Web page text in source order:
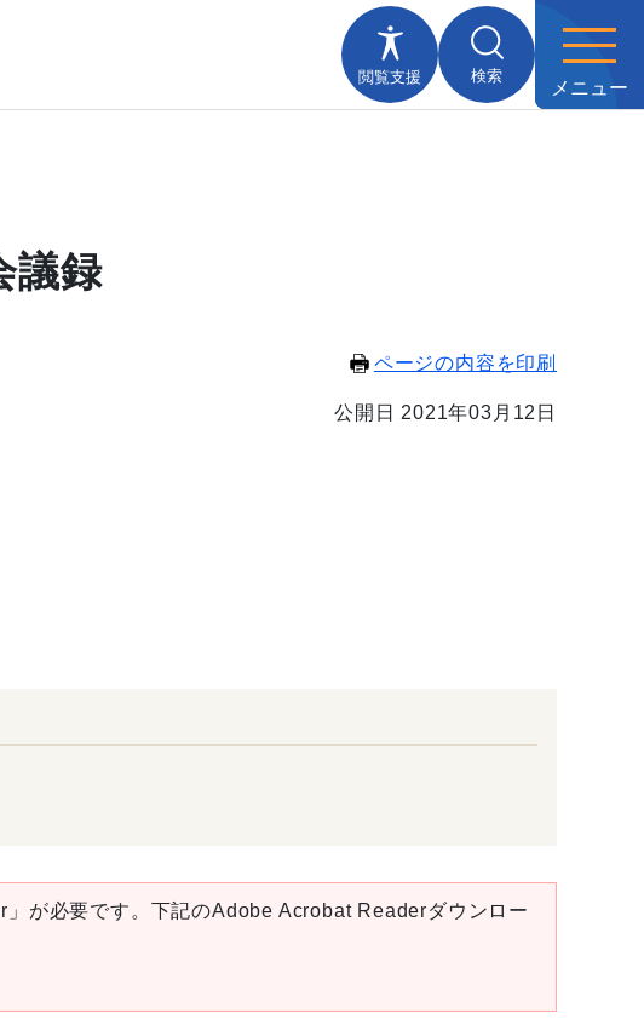
閲覧支援 検索
メニュー
議録
ページの内容を印刷
公開日 2021年03月12日
が必要です。下記のAdobe Acrobat Readerダウンロー